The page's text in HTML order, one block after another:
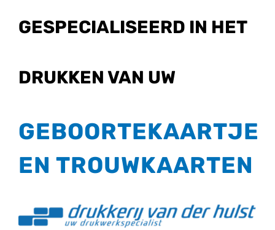
GESPECIALISEERD IN HET
DRUKKEN VAN UW
GEBOORTEKAARTJE
EN TROUWKAARTEN